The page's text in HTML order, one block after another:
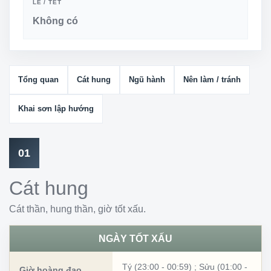
LỄ / TẾT
Không có
Tổng quan Cát hung Ngũ hành Nên làm / tránh
Khai sơn lập hướng
01
Cát hung
Cát thần, hung thần, giờ tốt xấu.
NGÀY TỐT XẤU
Tý (23:00 - 00:59) ; Sửu (01:00 -